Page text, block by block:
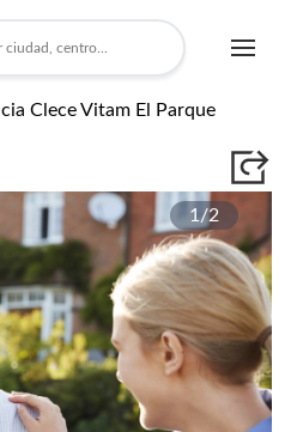
Clece Vitam El Parque
1/2